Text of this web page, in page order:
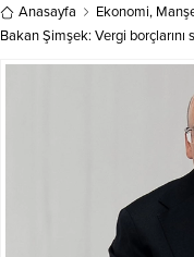
Anasayfa Ekonomi,
Bakan Şimşek: Vergi